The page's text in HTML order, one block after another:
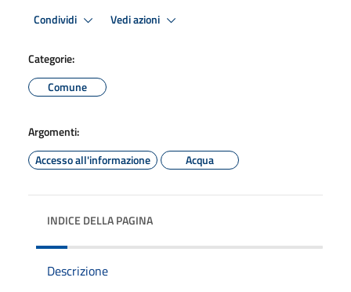
Condividi Vedi azioni
Categorie:
Comune
Argomenti:
Accesso all'informazione
Acqua
INDICE DELLA PAGINA
Descrizione